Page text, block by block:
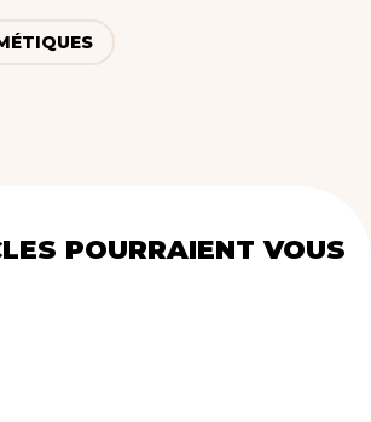
POURRAIENT VOUS